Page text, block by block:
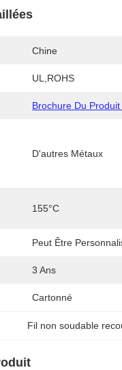
Chine
UL,ROHS
Brochure Du Produit
D'autres Métaux
155°C
Peut Être
3 Ans
Cartonné
Fil non soudable